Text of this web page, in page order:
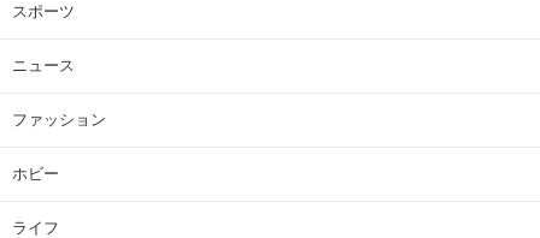
スポーツ
ニュース
ファッション
ホビー
ライフ